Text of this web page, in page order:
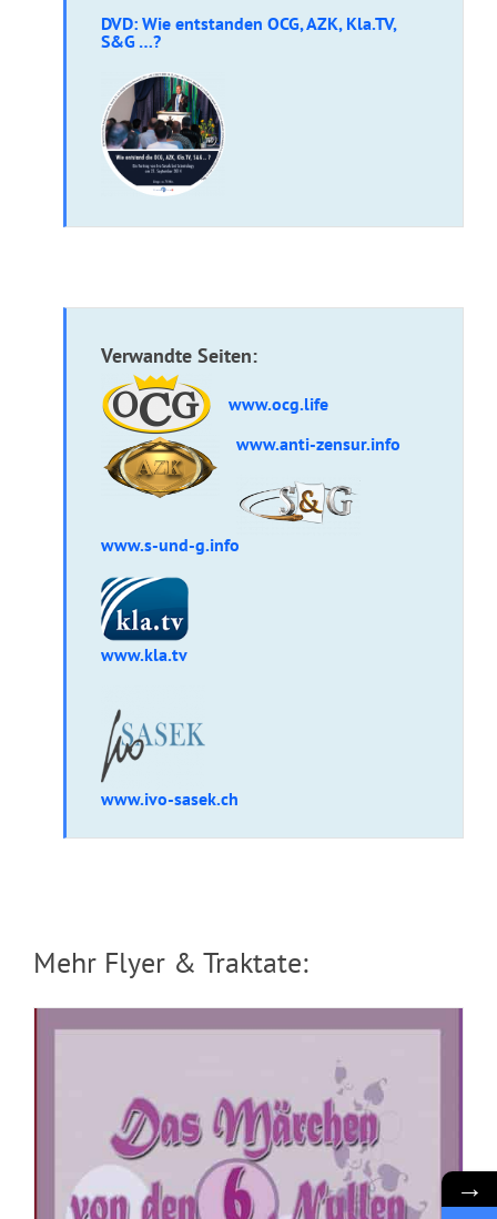
DVD: Wie entstanden OCG, AZK, Kla.TV,
S&G …?
Verwandte Seiten:
www.ocg.life
www.anti-zensur.info
www.s-und-g.info
www.kla.tv
www.ivo-sasek.ch
Mehr Flyer & Traktate:
→